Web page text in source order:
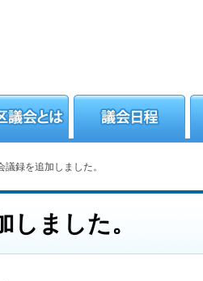
議録を追加しました。
しました。